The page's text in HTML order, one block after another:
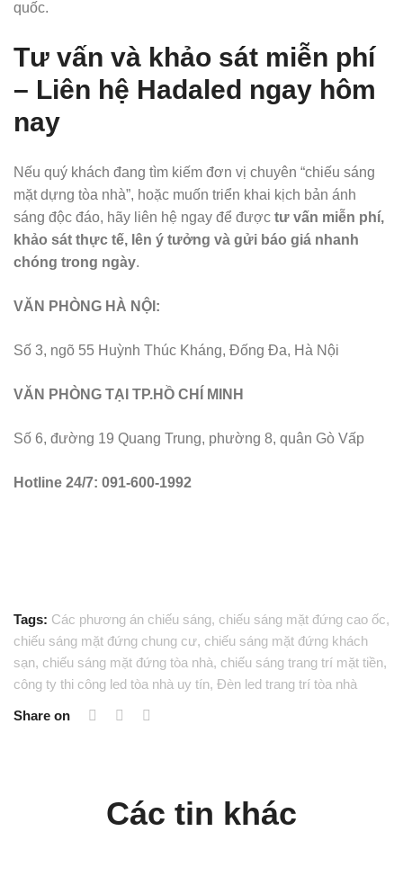
quốc.
Tư vấn và khảo sát miễn phí
– Liên hệ Hadaled ngay hôm
nay
Nếu quý khách đang tìm kiếm đơn vị chuyên “chiếu sáng
mặt dựng tòa nhà”, hoặc muốn triển khai kịch bản ánh
sáng độc đáo, hãy liên hệ ngay để được tư vấn miễn phí,
khảo sát thực tế, lên ý tưởng và gửi báo giá nhanh
chóng trong ngày.
VĂN PHÒNG HÀ NỘI:
Số 3, ngõ 55 Huỳnh Thúc Kháng, Đống Đa, Hà Nội
VĂN PHÒNG TẠI TP.HỒ CHÍ MINH
Số 6, đường 19 Quang Trung, phường 8, quân Gò Vấp
Hotline 24/7: 091-600-1992
Tags: Các phương án chiếu sáng, chiếu sáng mặt đứng cao ốc,
chiếu sáng mặt đứng chung cư, chiếu sáng mặt đứng khách
sạn, chiếu sáng mặt đứng tòa nhà, chiếu sáng trang trí mặt tiền,
công ty thi công led tòa nhà uy tín, Đèn led trang trí tòa nhà
Share on
Các tin khác